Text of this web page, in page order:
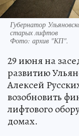
Губернатор
старых лифтов
Фото: архив "КП".
29 июня на
развитию
Алексей
возобновить
лифтового
домах.